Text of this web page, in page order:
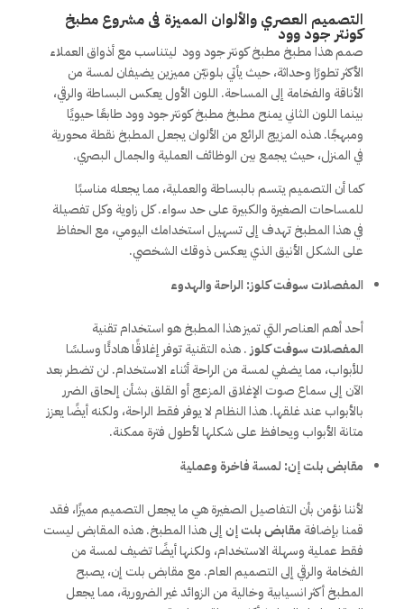
التصميم العصري والألوان المميزة فى مشروع مطبخ
كونتر جود وود
صمم هذا مطبخ مطبخ كونتر جود وود ليتناسب مع أذواق العملاء
الأكثر تطورًا وحداثة، حيث يأتي بلونيّن مميزين يضيفان لمسة من
الأناقة والفخامة إلى المساحة. اللون الأول يعكس البساطة والرقي،
بينما اللون الثاني يمنح مطبخ مطبخ كونتر جود وود طابعًا حيويًا
ومبهجًا. هذه المزيج الرائع من الألوان يجعل المطبخ نقطة محورية
في المنزل، حيث يجمع بين الوظائف العملية والجمال البصري.
كما أن التصميم يتسم بالبساطة والعملية، مما يجعله مناسبًا
للمساحات الصغيرة والكبيرة على حد سواء. كل زاوية وكل تفصيلة
في هذا المطبخ تهدف إلى تسهيل استخدامك اليومي، مع الحفاظ
على الشكل الأنيق الذي يعكس ذوقك الشخصي.
المفصلات سوفت كلوز: الراحة والهدوء
أحد أهم العناصر التي تميز هذا المطبخ هو استخدام تقنية
المفصلات سوفت كلوز. هذه التقنية توفر إغلاقًا هادئًا وسلسًا
للأبواب، مما يضفي لمسة من الراحة أثناء الاستخدام. لن تضطر بعد
الآن إلى سماع صوت الإغلاق المزعج أو القلق بشأن إلحاق الضرر
بالأبواب عند غلقها. هذا النظام لا يوفر فقط الراحة، ولكنه أيضًا يعزز
متانة الأبواب ويحافظ على شكلها لأطول فترة ممكنة.
مقابض بلت إن: لمسة فاخرة وعملية
لأننا نؤمن بأن التفاصيل الصغيرة هي ما يجعل التصميم مميزًا، فقد
قمنا بإضافة مقابض بلت إن إلى هذا المطبخ. هذه المقابض ليست
فقط عملية وسهلة الاستخدام، ولكنها أيضًا تضيف لمسة من
الفخامة والرقي إلى التصميم العام. مع مقابض بلت إن، يصبح
المطبخ أكثر انسيابية وخالية من الزوائد غير الضرورية، مما يجعل